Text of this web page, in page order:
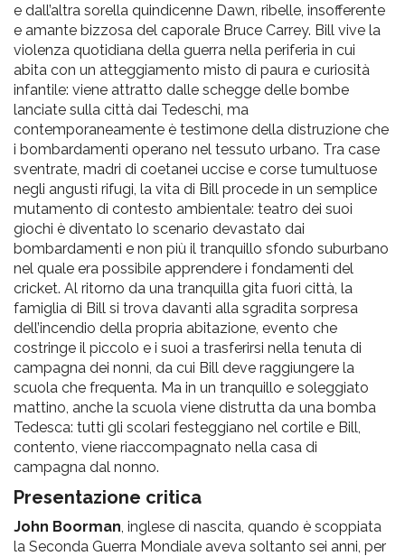
e dall’altra sorella quindicenne Dawn, ribelle, insofferente
e amante bizzosa del caporale Bruce Carrey. Bill vive la
violenza quotidiana della guerra nella periferia in cui
abita con un atteggiamento misto di paura e curiosità
infantile: viene attratto dalle schegge delle bombe
lanciate sulla città dai Tedeschi, ma
contemporaneamente è testimone della distruzione che
i bombardamenti operano nel tessuto urbano. Tra case
sventrate, madri di coetanei uccise e corse tumultuose
negli angusti rifugi, la vita di Bill procede in un semplice
mutamento di contesto ambientale: teatro dei suoi
giochi è diventato lo scenario devastato dai
bombardamenti e non più il tranquillo sfondo suburbano
nel quale era possibile apprendere i fondamenti del
cricket. Al ritorno da una tranquilla gita fuori città, la
famiglia di Bill si trova davanti alla sgradita sorpresa
dell’incendio della propria abitazione, evento che
costringe il piccolo e i suoi a trasferirsi nella tenuta di
campagna dei nonni, da cui Bill deve raggiungere la
scuola che frequenta. Ma in un tranquillo e soleggiato
mattino, anche la scuola viene distrutta da una bomba
Tedesca: tutti gli scolari festeggiano nel cortile e Bill,
contento, viene riaccompagnato nella casa di
campagna dal nonno.
Presentazione critica
John Boorman, inglese di nascita, quando è scoppiata
la Seconda Guerra Mondiale aveva soltanto sei anni, per